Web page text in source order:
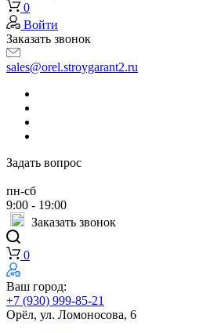
0
Войти
Заказать звонок
sales@orel.stroygarant2.ru
Задать вопрос
пн-сб
9:00 - 19:00
Заказать звонок
0
Ваш город:
+7 (930) 999-85-21
Орёл, ул. Ломоносова, 6